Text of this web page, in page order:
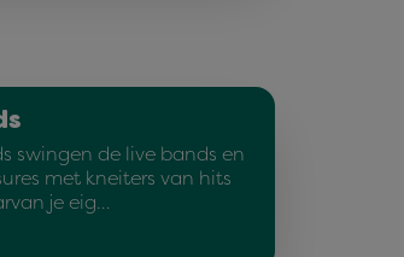
swingen de live bands en
met kneiters van hits
je eig…